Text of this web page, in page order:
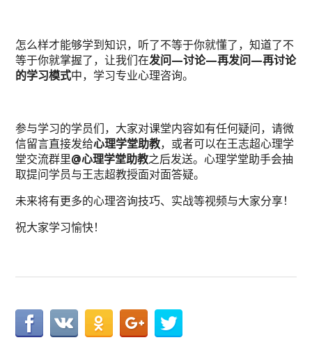
怎么样才能够学到知识，听了不等于你就懂了，知道了不
等于你就掌握了，让我们在发问—讨论—再发问—再讨论
的学习模式中，学习专业心理咨询。
参与学习的学员们，大家对课堂内容如有任何疑问，请微
信留言直接发给心理学堂助教，或者可以在王志超心理学
堂交流群里@心理学堂助教之后发送。心理学堂助手会抽
取提问学员与王志超教授面对面答疑。
未来将有更多的心理咨询技巧、实战等视频与大家分享！
祝大家学习愉快！